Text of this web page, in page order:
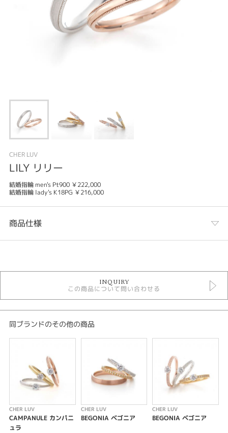
CHER LUV
LILY リリー
結婚指輪 men's Pt900 ￥222,000
結婚指輪 lady's K18PG ￥216,000
商品仕様
結婚指輪
結婚指輪 ストレート
結婚指輪 ゴールドカラー
結婚指輪 プラチナカラー
結婚指輪 ミルグレイン
結婚指輪 一石
シェールラブ ＞ 結婚指輪
デザイン
テイスト
INQUIRY
この商品について問い合わせる
同ブランドのその他の商品
CHER LUV
CAMPANULE カンパニ
ュラ
CHER LUV
BEGONIA ベゴニア
CHER LUV
BEGONIA ベゴニア